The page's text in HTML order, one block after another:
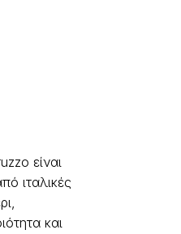
είναι
ιταλικές
και